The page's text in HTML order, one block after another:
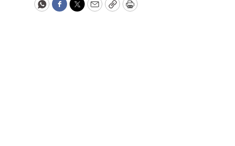
WhatsApp
Facebook
Twitter
EmailCopyPrint